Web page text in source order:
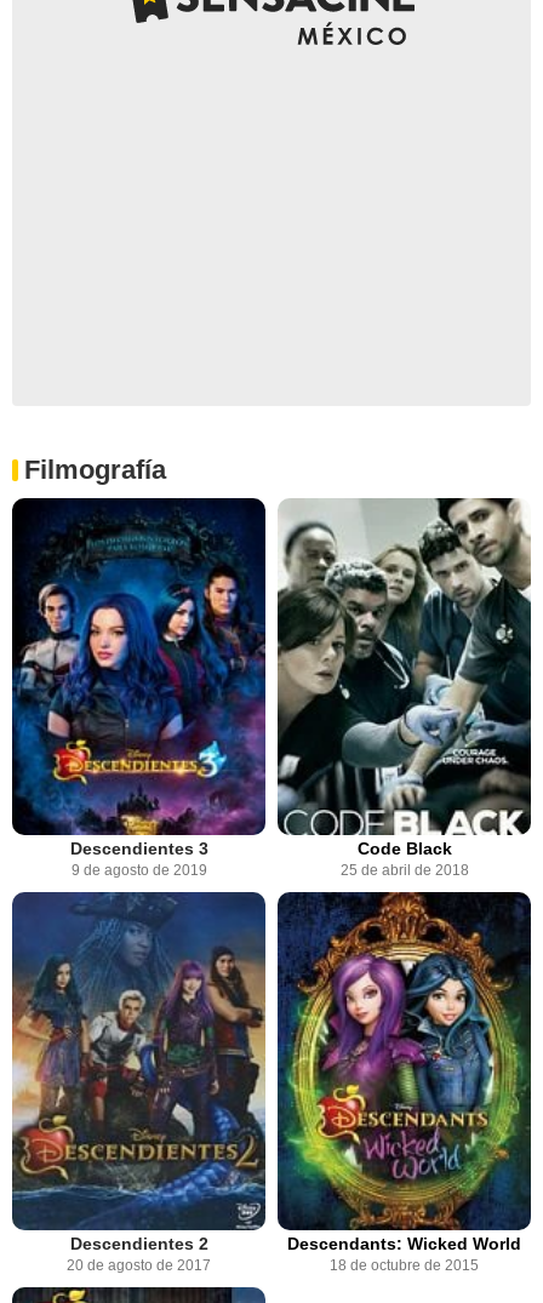
Filmografía
Descendientes 3
9 de agosto de 2019
Code Black
25 de abril de 2018
Descendientes 2
20 de agosto de 2017
Descendants: Wicked World
18 de octubre de 2015